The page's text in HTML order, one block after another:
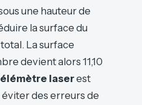
une hauteur de
la surface du
La surface
devient alors 11,10
laserest
des erreurs de